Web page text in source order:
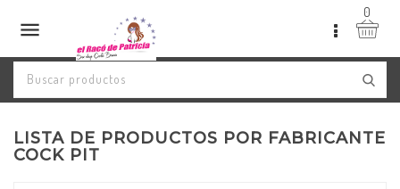

0
LISTA DE PRODUCTOS POR FABRICANTE
COCK PIT